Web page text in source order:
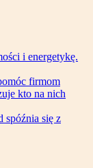
i energetykę.
firmom
kto na nich
spóźnia się z